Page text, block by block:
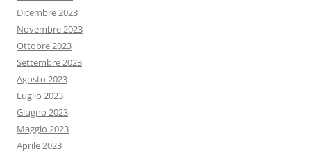
Dicembre 2023
Novembre 2023
Ottobre 2023
Settembre 2023
Agosto 2023
Luglio 2023
Giugno 2023
Maggio 2023
Aprile 2023